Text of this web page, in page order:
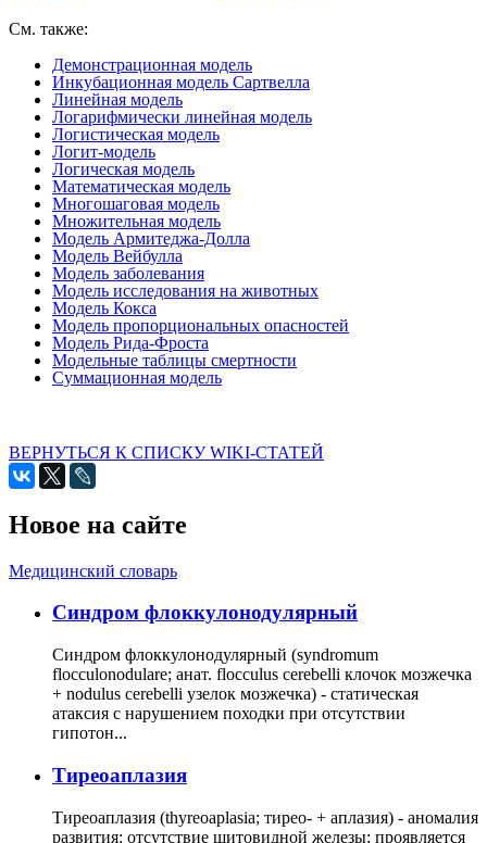
См. также:
Демонстрационная модель
Инкубационная модель Сартвелла
Линейная модель
Логарифмически линейная модель
Логистическая модель
Логит-модель
Логическая модель
Математическая модель
Многошаговая модель
Множительная модель
Модель Армитеджа-Долла
Модель Вейбулла
Модель заболевания
Модель исследования на животных
Модель Кокса
Модель пропорциональных опасностей
Модель Рида-Фроста
Модельные таблицы смертности
Суммационная модель
ВЕРНУТЬСЯ К СПИСКУ WIKI-СТАТЕЙ
Новое на сайте
Медицинский словарь
Cиндром флоккулонодулярный
Синдром флоккулонодулярный (syndromum
flocculonodulare; анат. flocculus cerebelli клочок мозжечка
+ nodulus cerebelli узелок мозжечка) - статическая
атаксия с нарушением походки при отсутствии
гипотон...
Тиреоаплазия
Тиреоаплазия (thyreoaplasia; тирео- + аплазия) - аномалия
развития: отсутствие щитовидной железы; проявляется